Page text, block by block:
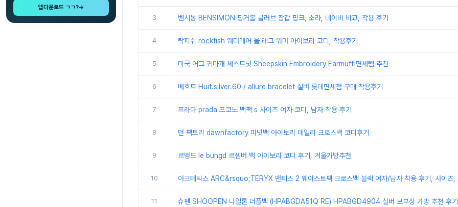
앱다운로드 ㄱㄱ?→
3 벤시몽 BENSIMON 핑거홀 글러브 장갑 핑크, 소라, 네이비 비교, 착용 후기
4 락피쉬 rockfish 웨더웨어 울 레그 워머 아이보리 코디, 착용후기
5 미국 어그 귀마개 체스트넛 Sheepskin Embroidery Earmuff 면세템 추천
6 베흐트 Huit.silver.60 / allure bracelet 실버 롯데면세점 구매 착용후기
7 프라다 prada 포코노 백팩 s 사이즈 여자 코디, 남자 착용 후기
8 던 팩토리 dawnfactory 피넛백 아이보리 데일리 크로스백 코디후기
9 르벙드 le bungd 르셈버 백 아이보리 코디 후기, 겨울가방추천
10 아크테릭스 ARC&rsquo;TERYX 맨티스 2 웨이스트팩 크로스백 블랙 여자/남자 착용 후기, 사이즈,
11 슈펜 SHOOPEN 나일론 더플백 (HPABGDA51Q RE) HPABGD4904 실버 보부상 가방 추천 후기